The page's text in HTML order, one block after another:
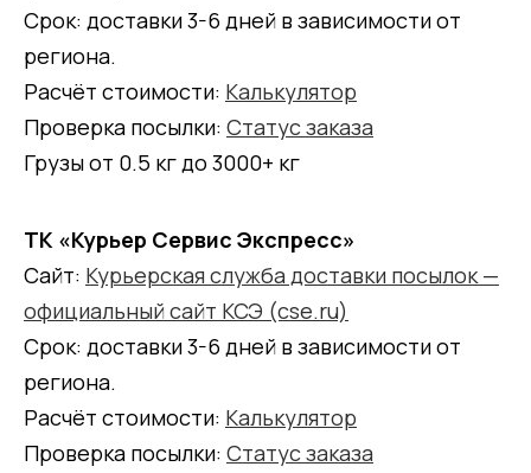
Срок: доставки 3-6 дней в зависимости от
региона.
Расчёт стоимости: Калькулятор
Проверка посылки: Статус заказа
Грузы от 0.5 кг до 3000+ кг
ТК «Курьер Сервис Экспресс»
Сайт: Курьерская служба доставки посылок —
официальный сайт КСЭ (cse.ru)
Срок: доставки 3-6 дней в зависимости от
региона.
Расчёт стоимости: Калькулятор
Проверка посылки: Статус заказа